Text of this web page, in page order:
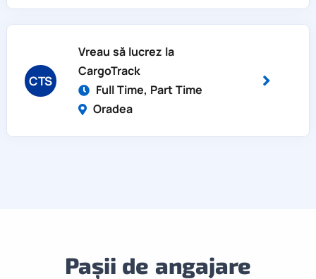
CTS
Vreau să lucrez la
CargoTrack
Full Time, Part Time
Oradea
Pașii de angajare